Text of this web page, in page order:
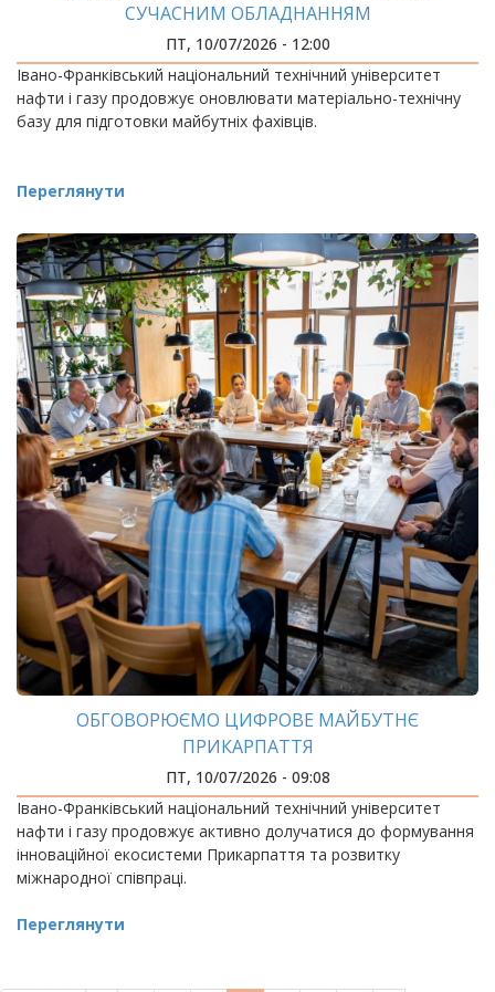
СУЧАСНИМ ОБЛАДНАННЯМ
ПТ, 10/07/2026 - 12:00
Івано-Франківський національний технічний університет
нафти і газу продовжує оновлювати матеріально-технічну
базу для підготовки майбутніх фахівців.
Переглянути
ОБГОВОРЮЄМО ЦИФРОВЕ МАЙБУТНЄ
ПРИКАРПАТТЯ
ПТ, 10/07/2026 - 09:08
Івано-Франківський національний технічний університет
нафти і газу продовжує активно долучатися до формування
інноваційної екосистеми Прикарпаття та розвитку
міжнародної співпраці.
Переглянути